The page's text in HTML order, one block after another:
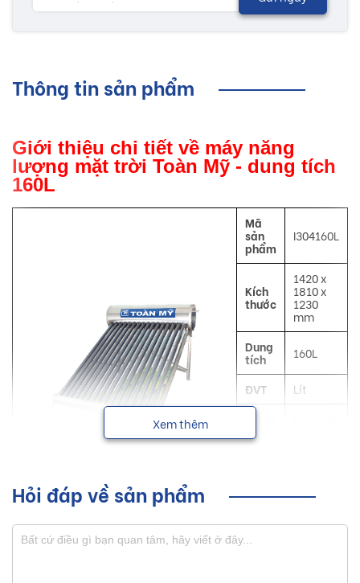
Thông tin sản phẩm
Giới thiệu chi tiết về máy năng
lượng mặt trời Toàn Mỹ - dung tích
160L
Mã
sản
phẩm
I304160L
Kích
thước
1420 x
1810 x
1230
mm
Dung
tích 160L
ĐVT
Lít
NSX
Toàn Mỹ
Máy năng lượng mặt trời Toàn Mỹ sản xuất bằng công nghệ
Xem thêm
Hỏi đáp về sản phẩm